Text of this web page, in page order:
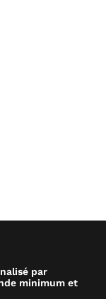
par
minimum et